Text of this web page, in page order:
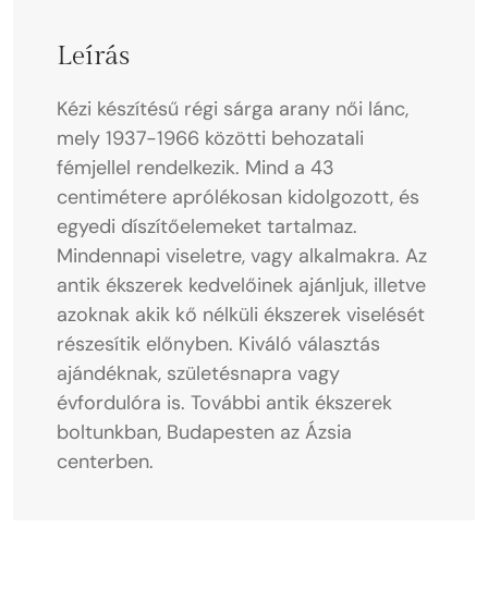
Leírás
Kézi készítésű régi sárga arany női lánc,
mely 1937-1966 közötti behozatali
fémjellel rendelkezik. Mind a 43
centimétere aprólékosan kidolgozott, és
egyedi díszítőelemeket tartalmaz.
Mindennapi viseletre, vagy alkalmakra. Az
antik ékszerek kedvelőinek ajánljuk, illetve
azoknak akik kő nélküli ékszerek viselését
részesítik előnyben. Kiváló választás
ajándéknak, születésnapra vagy
évfordulóra is. További antik ékszerek
boltunkban, Budapesten az Ázsia
centerben.